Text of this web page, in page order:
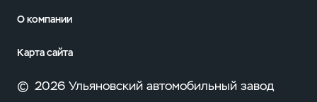
О компании
Карта сайта
© 2026 Ульяновский автомобильный завод